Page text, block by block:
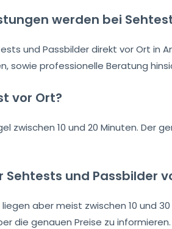
werden bei
und Passbilder direkt vor Ort
sowie professionelle Beratung
vor Ort?
zwischen 10 und 20 Minuten. Der
und Passbilder
aber meist zwischen 10 und
die genauen Preise zu informieren.